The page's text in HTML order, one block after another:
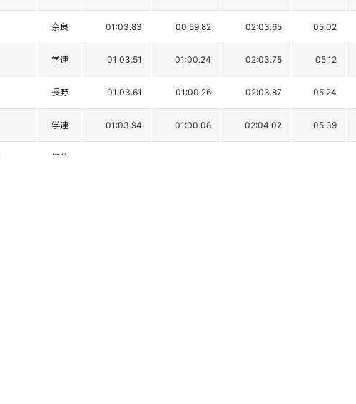
奈良 01:03.83 00:59.82 02:03.65 05.02
学連 01:03.51 01:00.24 02:03.75 05.12
長野 01:03.61 01:00.26 02:03.87 05.24
学連 01:03.94 01:00.08 02:04.02 05.39
福井